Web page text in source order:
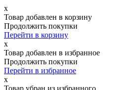
х
Товар добавлен в корзину
Продолжить покупки
Перейти в корзину
х
Товар добавлен в избранное
Продолжить покупки
Перейти в избранное
х
Товар убран из избранного